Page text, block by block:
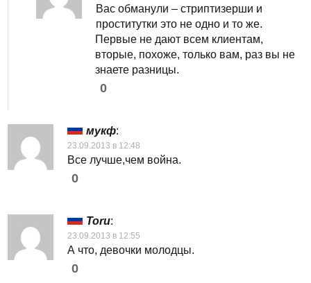
Вас обманули – стриптизерши и
проститутки это не одно и то же.
Первые не дают всем клиентам,
вторые, похоже, только вам, раз вы не
знаете разницы.
0
мукф:
23.09.2013 в 12:48
Все лучше,чем война.
0
Toru:
23.09.2013 в 12:55
А что, девочки молодцы.
0